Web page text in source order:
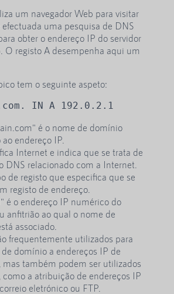
um navegador Web para visitar
uma pesquisa de DNS
obter o endereço IP do servidor
O registo A desempenha aqui um
tem o seguinte aspeto:
IN A 192.0.2.1
é o nome de domínio
endereço IP.
Internet e indica que se trata de
DNS relacionado com a Internet.
de registo que especifica que se
registo de endereço.
é o endereço IP numérico do
anfitrião ao qual o nome de
associado.
frequentemente utilizados para
domínio a endereços IP de
mas também podem ser utilizados
como a atribuição de endereços IP
eletrónico ou FTP.